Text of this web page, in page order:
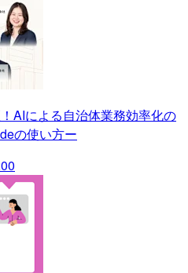
AIによる自治体業務効率化の
の使い方ー